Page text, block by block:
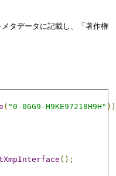
タデータに記載し、「著作権
( "0-0GG9-H9KE97218H9H" ))
();